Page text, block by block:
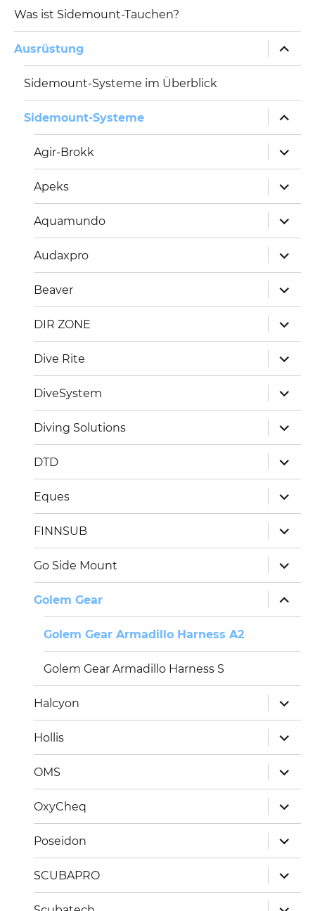
Was ist Sidemount-Tauchen?
Ausrüstung
öffnen
Sidemount-Systeme im Überblick
Sidemount-Systeme
öffnen
Agir-Brokk
öffnen
Apeks
öffnen
Aquamundo
öffnen
Audaxpro
öffnen
Beaver
öffnen
DIR ZONE
öffnen
Dive Rite
öffnen
DiveSystem
öffnen
Diving Solutions
öffnen
DTD
öffnen
Eques
öffnen
FINNSUB
öffnen
Go Side Mount
öffnen
Golem Gear
öffnen
Golem Gear Armadillo Harness A2
Golem Gear Armadillo Harness S
Halcyon
öffnen
Hollis
öffnen
OMS
öffnen
OxyCheq
öffnen
Poseidon
öffnen
SCUBAPRO
öffnen